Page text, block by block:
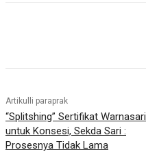
Artikulli paraprak
“Splitshing” Sertifikat Warnasari
untuk Konsesi, Sekda Sari :
Prosesnya Tidak Lama